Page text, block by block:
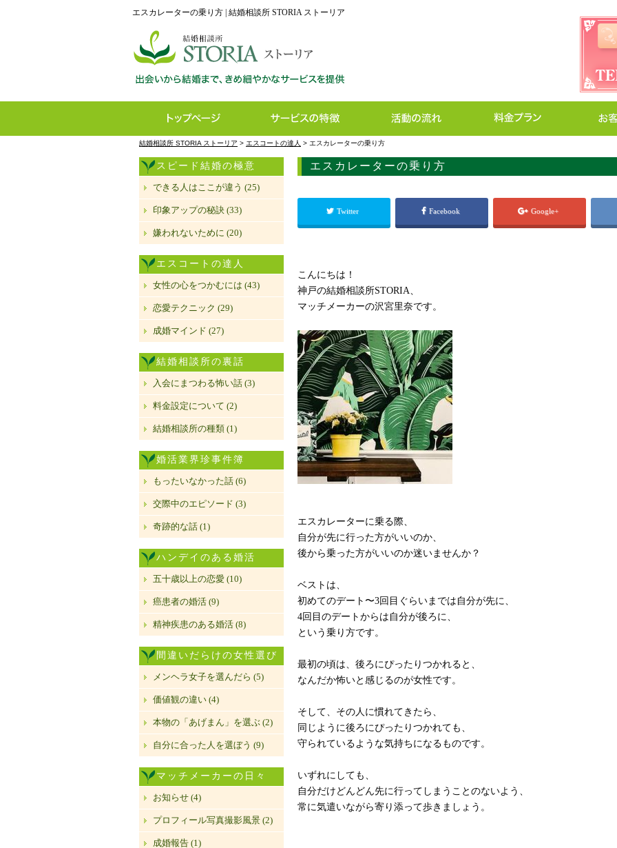
エスカレーターの乗り方 | 結婚相談所 STORIA ストーリア
結婚相談所 STORIA ストーリア > エスコートの達人 > エスカレーターの乗り方
エスカレーターの乗り方
Twitter Facebook Google+
こんにちは！
神戸の結婚相談所STORIA、
マッチメーカーの沢宮里奈です。
エスカレーターに乗る際、
自分が先に行った方がいいのか、
後から乗った方がいいのか迷いませんか？
ベストは、
初めてのデート〜3回目ぐらいまでは自分が先に、
4回目のデートからは自分が後ろに、
という乗り方です。
最初の頃は、後ろにぴったりつかれると、
なんだか怖いと感じるのが女性です。
そして、その人に慣れてきたら、
同じように後ろにぴったりつかれても、
守られているような気持ちになるものです。
いずれにしても、
自分だけどんどん先に行ってしまうことのないよう、
常に気遣いながら寄り添って歩きましょう。
スピード結婚の極意
できる人はここが違う (25)
印象アップの秘訣 (33)
嫌われないために (20)
エスコートの達人
女性の心をつかむには (43)
恋愛テクニック (29)
成婚マインド (27)
結婚相談所の裏話
入会にまつわる怖い話 (3)
料金設定について (2)
結婚相談所の種類 (1)
婚活業界珍事件簿
もったいなかった話 (6)
交際中のエピソード (3)
奇跡的な話 (1)
ハンデイのある婚活
五十歳以上の恋愛 (10)
癌患者の婚活 (9)
精神疾患のある婚活 (8)
間違いだらけの女性選び
メンヘラ女子を選んだら (5)
価値観の違い (4)
本物の「あげまん」を選ぶ (2)
自分に合った人を選ぼう (9)
マッチメーカーの日々
お知らせ (4)
プロフィール写真撮影風景 (2)
成婚報告 (1)